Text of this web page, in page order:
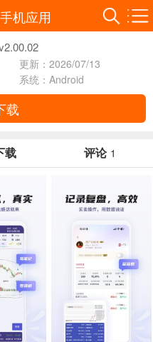
手机应用
更新：2026/07/13
系统：Android
载
载 评论 1